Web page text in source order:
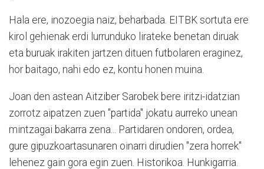
Hala ere, inozoegia naiz, beharbada. EITBK sortuta ere
kirol gehienak erdi lurrunduko lirateke benetan diruak
eta buruak irakiten jartzen dituen futbolaren eraginez,
hor baitago, nahi edo ez, kontu honen muina.
Joan den astean Aitziber Sarobek bere iritzi-idatzian
zorrotz aipatzen zuen "partida" jokatu aurreko unean
mintzagai bakarra zena... Partidaren ondoren, ordea,
gure gipuzkoartasunaren oinarri dirudien "zera horrek"
lehenez gain gora egin zuen. Historikoa. Hunkigarria.